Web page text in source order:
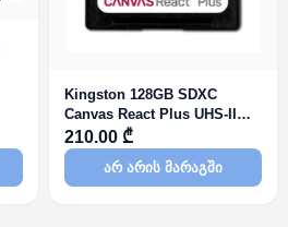
Kingston 128GB SDXC
Canvas React Plus UHS-II
280R/100W U3 V60 for Full
HD/4K
210.00 ₾
არ არის მარაგში